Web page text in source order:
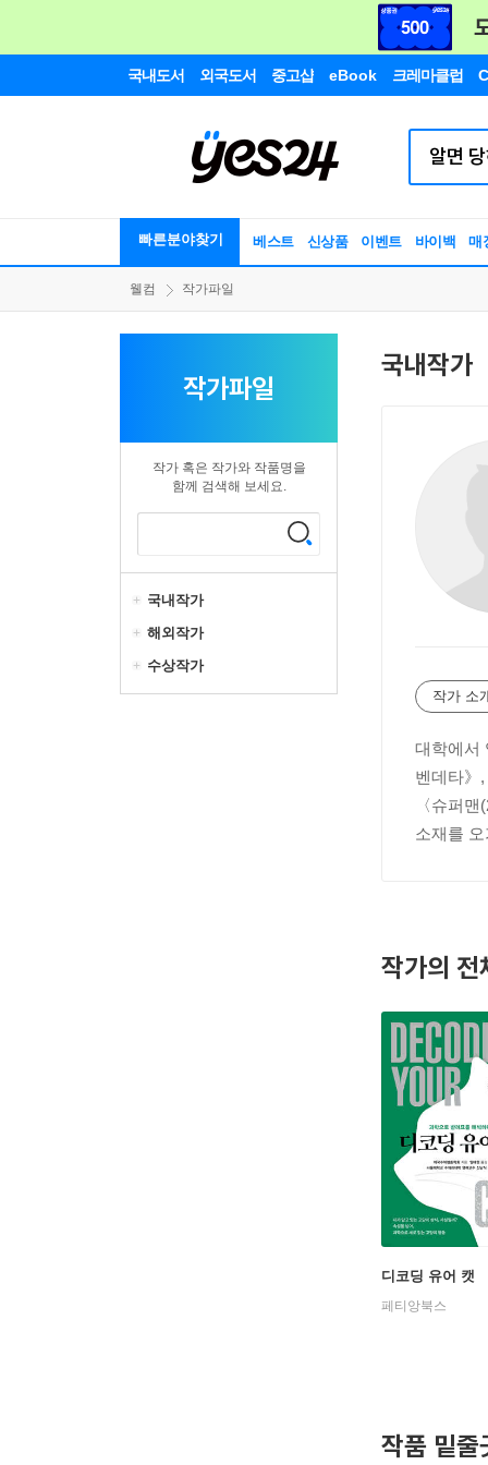
국내도서 외국도서 중고샵 eBook 크레마클럽
빠른분야찾기 베스트 신상품 이벤트 바이백 매
웰컴 작가파일
작가파일
작가 혹은 작가와 작품명을
함께 검색해 보세요.
국내작가
해외작가
수상작가
국내작가
작가 소
대학에서
벤데타》
〈슈퍼
소재를
작가의 전
디코딩 유어 캣
페티앙북스
작품 밑줄